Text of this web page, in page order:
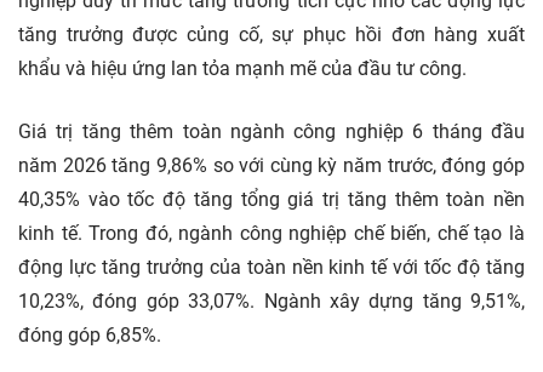
tăng trưởng được củng cố, sự phục hồi đơn hàng xuất
khẩu và hiệu ứng lan tỏa mạnh mẽ của đầu tư công.
Giá trị tăng thêm toàn ngành công nghiệp 6 tháng đầu
năm 2026 tăng 9,86% so với cùng kỳ năm trước, đóng góp
40,35% vào tốc độ tăng tổng giá trị tăng thêm toàn nền
kinh tế. Trong đó, ngành công nghiệp chế biến, chế tạo là
động lực tăng trưởng của toàn nền kinh tế với tốc độ tăng
10,23%, đóng góp 33,07%. Ngành xây dựng tăng 9,51%,
đóng góp 6,85%.